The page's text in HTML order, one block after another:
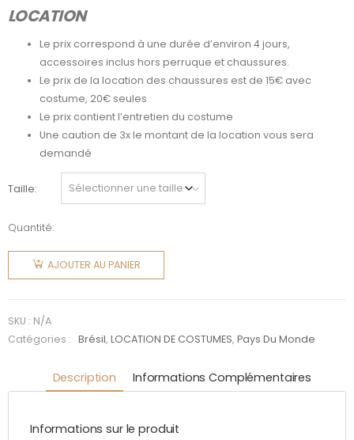
LOCATION
Le prix correspond à une durée d’environ 4 jours,
accessoires inclus hors perruque et chaussures.
Le prix de la location des chaussures est de 15€ avec
costume, 20€ seules
Le prix contient l’entretien du costume
Une caution de 3x le montant de la location vous sera
demandé
Taille
Quantité:
quantité
de Diva
Rainbow
AJOUTER AU PANIER
SKU : N/A
Catégories :
Brésil,LOCATION DE COSTUMES,Pays Du Monde
Description Informations Complémentaires
Informations sur le produit